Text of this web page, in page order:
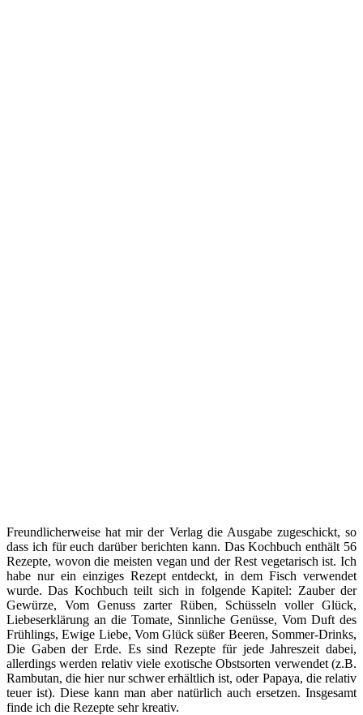
Freundlicherweise hat mir der Verlag die Ausgabe zugeschickt, so
dass ich für euch darüber berichten kann. Das Kochbuch enthält 56
Rezepte, wovon die meisten vegan und der Rest vegetarisch ist. Ich
habe nur ein einziges Rezept entdeckt, in dem Fisch verwendet
wurde. Das Kochbuch teilt sich in folgende Kapitel: Zauber der
Gewürze, Vom Genuss zarter Rüben, Schüsseln voller Glück,
Liebeserklärung an die Tomate, Sinnliche Genüsse, Vom Duft des
Frühlings, Ewige Liebe, Vom Glück süßer Beeren, Sommer-Drinks,
Die Gaben der Erde. Es sind Rezepte für jede Jahreszeit dabei,
allerdings werden relativ viele exotische Obstsorten verwendet (z.B.
Rambutan, die hier nur schwer erhältlich ist, oder Papaya, die relativ
teuer ist). Diese kann man aber natürlich auch ersetzen. Insgesamt
finde ich die Rezepte sehr kreativ.